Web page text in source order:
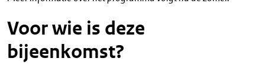
Voor wie is deze
bijeenkomst?